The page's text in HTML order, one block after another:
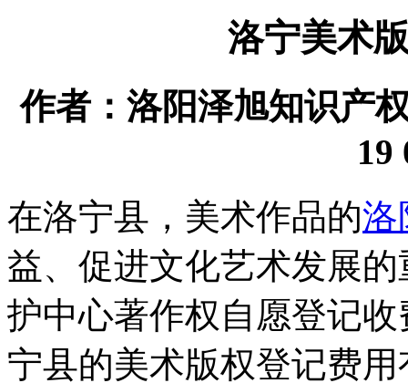
洛宁美术
作者：洛阳泽旭知识产
19
在洛宁县，‌美术作品的洛
益、‌促进文化艺术发展
护中心著作权自愿登记
宁县的美术版权登记费